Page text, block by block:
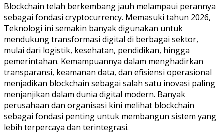
Blockchain telah berkembang jauh melampaui perannya
sebagai fondasi cryptocurrency. Memasuki tahun 2026,
Teknologi ini semakin banyak digunakan untuk
mendukung transformasi digital di berbagai sektor,
mulai dari logistik, kesehatan, pendidikan, hingga
pemerintahan. Kemampuannya dalam menghadirkan
transparansi, keamanan data, dan efisiensi operasional
menjadikan blockchain sebagai salah satu inovasi paling
menjanjikan dalam dunia digital modern. Banyak
perusahaan dan organisasi kini melihat blockchain
sebagai fondasi penting untuk membangun sistem yang
lebih terpercaya dan terintegrasi.